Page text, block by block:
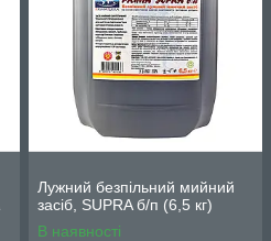
Лужний безпільний мийний
засіб, SUPRA б/п (6,5 кг)
В наявності